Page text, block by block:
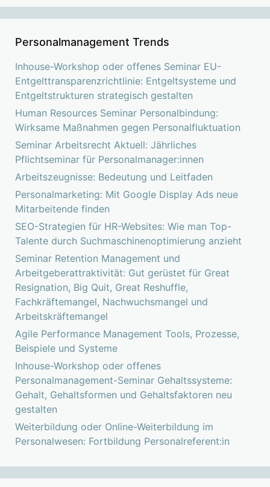
Personalmanagement Trends
Inhouse-Workshop oder offenes Seminar EU-
Entgelttransparenzrichtlinie: Entgeltsysteme und
Entgeltstrukturen strategisch gestalten
Human Resources Seminar Personalbindung:
Wirksame Maßnahmen gegen Personalfluktuation
Seminar Arbeitsrecht Aktuell: Jährliches
Pflichtseminar für Personalmanager:innen
Arbeitszeugnisse: Bedeutung und Leitfaden
Personalmarketing: Mit Google Display Ads neue
Mitarbeitende finden
SEO-Strategien für HR-Websites: Wie man Top-
Talente durch Suchmaschinenoptimierung anzieht
Seminar Retention Management und
Arbeitgeberattraktivität: Gut gerüstet für Great
Resignation, Big Quit, Great Reshuffle,
Fachkräftemangel, Nachwuchsmangel und
Arbeitskräftemangel
Agile Performance Management Tools, Prozesse,
Beispiele und Systeme
Inhouse-Workshop oder offenes
Personalmanagement-Seminar Gehaltssysteme:
Gehalt, Gehaltsformen und Gehaltsfaktoren neu
gestalten
Weiterbildung oder Online-Weiterbildung im
Personalwesen: Fortbildung Personalreferent:in